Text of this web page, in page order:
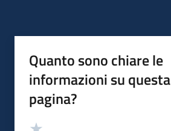
Quanto sono chiare le
informazioni su questa
pagina?
Valutazione